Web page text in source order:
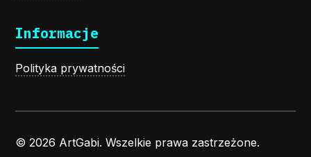
Informacje
Polityka prywatności
© 2026 ArtGabi. Wszelkie prawa zastrzeżone.